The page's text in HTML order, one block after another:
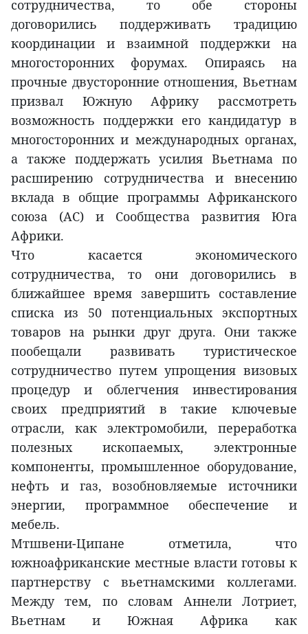
сотрудничества, то обе стороны
договорились поддерживать традицию
координации и взаимной поддержки на
многосторонних форумах. Опираясь на
прочные двусторонние отношения, Вьетнам
призвал Южную Африку рассмотреть
возможность поддержки его кандидатур в
многосторонних и международных органах,
а также поддержать усилия Вьетнама по
расширению сотрудничества и внесению
вклада в общие программы Африканского
союза (АС) и Сообщества развития Юга
Африки.
Что касается экономического
сотрудничества, то они договорились в
ближайшее время завершить составление
списка из 50 потенциальных экспортных
товаров на рынки друг друга. Они также
пообещали развивать туристическое
сотрудничество путем упрощения визовых
процедур и облегчения инвестирования
своих предприятий в такие ключевые
отрасли, как электромобили, переработка
полезных ископаемых, электронные
компоненты, промышленное оборудование,
нефть и газ, возобновляемые источники
энергии, программное обеспечение и
мебель.
Мтшвени-Ципане отметила, что
южноафриканские местные власти готовы к
партнерству с вьетнамскими коллегами.
Между тем, по словам Аннели Лотриет,
Вьетнам и Южная Африка как